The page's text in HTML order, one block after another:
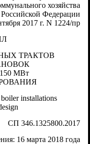
хозяйства
Российской Федерации
2017 г. N 1224/пр
ТРАКТОВ
МВт
installations
СП 346.1325800.2017
16 марта 2018 года